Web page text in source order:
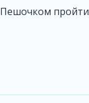
Пешочком